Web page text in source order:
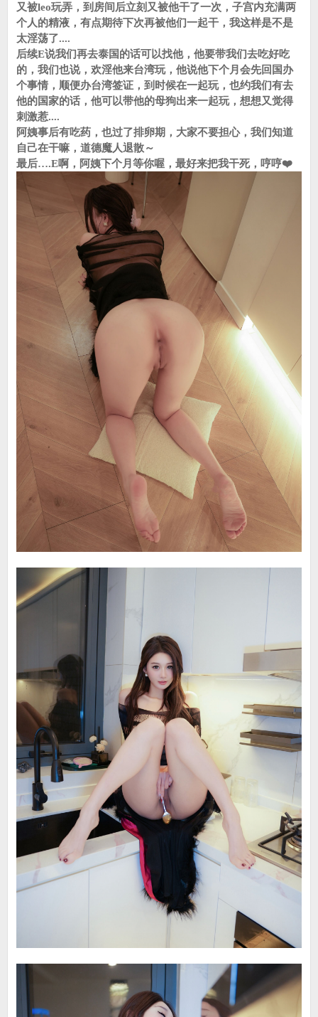
又被leo玩弄，到房间后立刻又被他干了一次，子宫内充满两
个人的精液，有点期待下次再被他们一起干，我这样是不是
太淫荡了....
后续E说我们再去泰国的话可以找他，他要带我们去吃好吃
的，我们也说，欢淫他来台湾玩，他说他下个月会先回国办
个事情，顺便办台湾签证，到时候在一起玩，也约我们有去
他的国家的话，他可以带他的母狗出来一起玩，想想又觉得
刺激惹....
阿姨事后有吃药，也过了排卵期，大家不要担心，我们知道
自己在干嘛，道德魔人退散～
最后….E啊，阿姨下个月等你喔，最好来把我干死，哼哼❤️